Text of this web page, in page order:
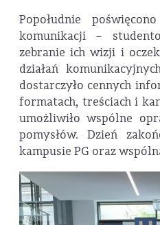
Popołudnie
komunikacji –
zebranie ich wizji i
działań
dostarczyło cennych
formatach, treściach i
umożliwiło wspólne
pomysłów. Dzień
kampusie PG oraz